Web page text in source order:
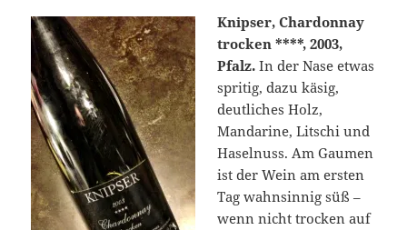
Knipser, Chardonnay
trocken ****, 2003,
Pfalz. In der Nase etwas
spritig, dazu käsig,
deutliches Holz,
Mandarine, Litschi und
Haselnuss. Am Gaumen
ist der Wein am ersten
Tag wahnsinnig süß –
wenn nicht trocken auf